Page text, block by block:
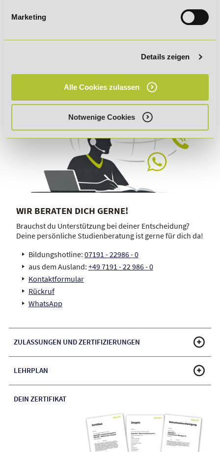
Marketing
Details zeigen
Alle Cookies zulassen
Notwenige Cookies
WIR BERATEN DICH GERNE!
Brauchst du Unterstützung bei deiner Entscheidung?
Deine persönliche Studienberatung ist gerne für dich da!
Bildungshotline: 07191 - 22986 - 0
aus dem Ausland: +49 7191 - 22 986 - 0
Kontaktformular
Rückruf
WhatsApp
ZULASSUNGEN UND ZERTIFIZIERUNGEN
LEHRPLAN
DEIN ZERTIFIKAT